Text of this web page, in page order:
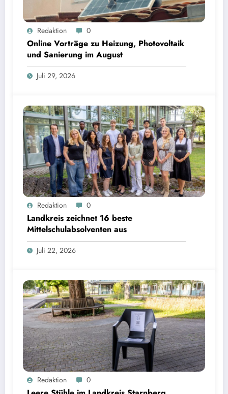
Online Vorträge zu Heizung, Photovoltaik und Sanierung im August
Redaktion 0
Online Vorträge zu Heizung, Photovoltaik
und Sanierung im August
Juli 29, 2026
Landkreis zeichnet 16 beste Mittelschulabsolventen aus | Bild: © Landratsamt Starnberg
Redaktion 0
Landkreis zeichnet 16 beste
Mittelschulabsolventen aus
Juli 22, 2026
Leere Stühle im Landkreis Starnberg erinnern an Drogentote und machen Hilfsangebote
sichtbar | Bild: © Landratsamt Starnberg
Redaktion 0